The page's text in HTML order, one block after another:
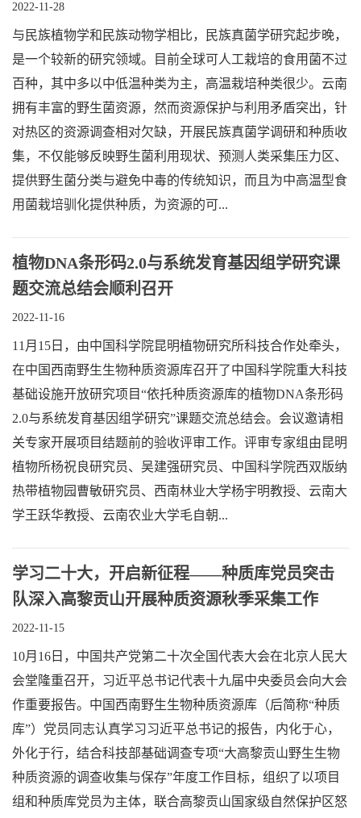
2022-11-28
与民族植物学和民族动物学相比，民族真菌学研究起步晚，
是一个较新的研究领域。目前全球可人工栽培的食用菌不过
百种，其中多以中低温种类为主，高温栽培种类很少。云南
拥有丰富的野生菌资源，然而资源保护与利用矛盾突出，针
对热区的资源调查相对欠缺，开展民族真菌学调研和种质收
集，不仅能够反映野生菌利用现状、预测人类采集压力区、
提供野生菌分类与避免中毒的传统知识，而且为中高温型食
用菌栽培驯化提供种质，为资源的可...
植物DNA条形码2.0与系统发育基因组学研究课
题交流总结会顺利召开
2022-11-16
11月15日，由中国科学院昆明植物研究所科技合作处牵头，
在中国西南野生生物种质资源库召开了中国科学院重大科技
基础设施开放研究项目“依托种质资源库的植物DNA条形码
2.0与系统发育基因组学研究”课题交流总结会。会议邀请相
关专家开展项目结题前的验收评审工作。评审专家组由昆明
植物所杨祝良研究员、吴建强研究员、中国科学院西双版纳
热带植物园曹敏研究员、西南林业大学杨宇明教授、云南大
学王跃华教授、云南农业大学毛自朝...
学习二十大，开启新征程——种质库党员突击
队深入高黎贡山开展种质资源秋季采集工作
2022-11-15
10月16日，中国共产党第二十次全国代表大会在北京人民大
会堂隆重召开，习近平总书记代表十九届中央委员会向大会
作重要报告。中国西南野生生物种质资源库（后简称“种质
库”）党员同志认真学习习近平总书记的报告，内化于心，
外化于行，结合科技部基础调查专项“大高黎贡山野生生物
种质资源的调查收集与保存”年度工作目标，组织了以项目
组和种质库党员为主体，联合高黎贡山国家级自然保护区怒